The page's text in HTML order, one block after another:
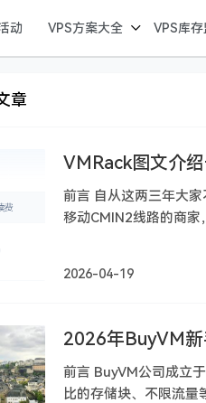
动 VPS方案大全 VPS库
章
VMRack图文介
前言 自从这两三年大家
移动CMIN2线路的商家
2026-04-19
2026年BuyVM
前言 BuyVM公司成立
比的存储块、不限流